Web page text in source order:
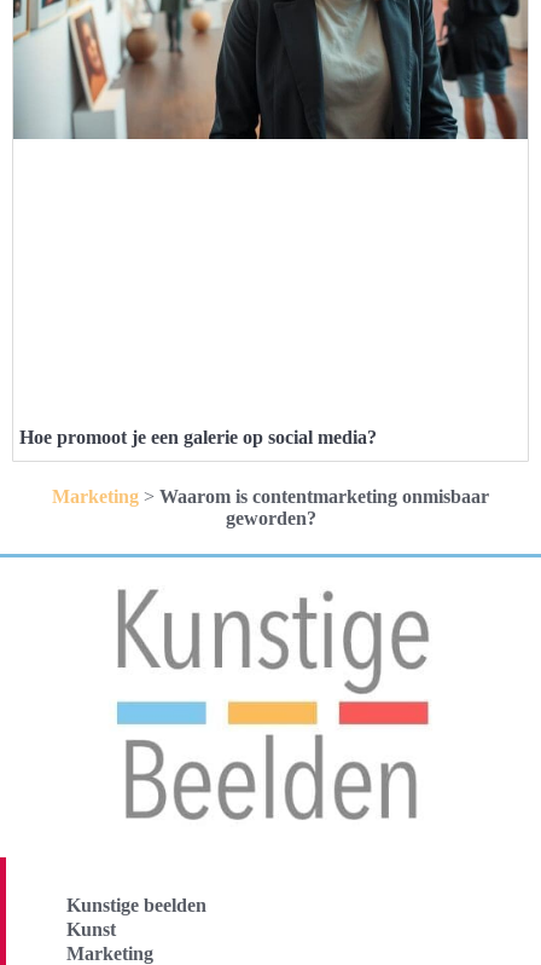
Hoe promoot je een galerie op social media?
Marketing > Waarom is contentmarketing onmisbaar
geworden?
Kunstige beelden
Kunst
Marketing